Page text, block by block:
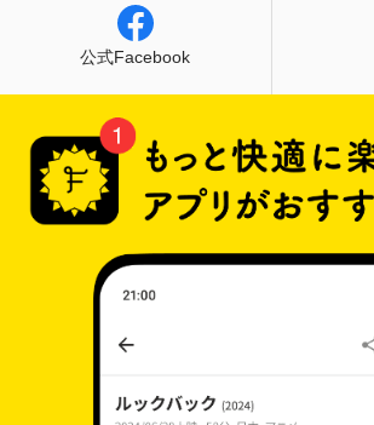
公式Facebook